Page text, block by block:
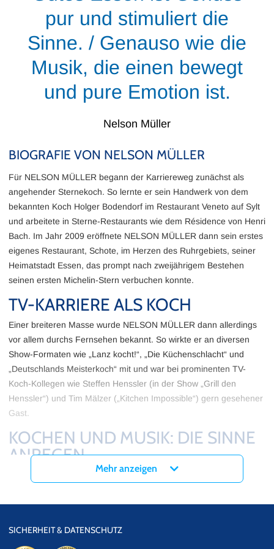
pur und stimuliert die
Sinne. / Genauso wie die
Musik, die einen bewegt
und pure Emotion ist.
Nelson Müller
BIOGRAFIE VON NELSON MÜLLER
Für NELSON MÜLLER begann der Karriereweg zunächst als
angehender Sternekoch. So lernte er sein Handwerk von dem
bekannten Koch Holger Bodendorf im Restaurant Veneto auf Sylt
und arbeitete in Sterne-Restaurants wie dem Résidence von Henri
Bach. Im Jahr 2009 eröffnete NELSON MÜLLER dann sein erstes
eigenes Restaurant, Schote, im Herzen des Ruhrgebiets, seiner
Heimatstadt Essen, das prompt nach zweijährigem Bestehen
seinen ersten Michelin-Stern verbuchen konnte.
TV-KARRIERE ALS KOCH
Einer breiteren Masse wurde NELSON MÜLLER dann allerdings
vor allem durchs Fernsehen bekannt. So wirkte er an diversen
Show-Formaten wie „Lanz kocht!“, „Die Küchenschlacht“ und
„Deutschlands Meisterkoch“ mit und war bei prominenten TV-
Koch-Kollegen wie Steffen Henssler (in der Show „Grill den
Henssler“) und Tim Mälzer („Kitchen Impossible“) gern gesehener
Gast.
KOCHEN UND MUSIK: DIE SINNE
ANREGEN
ass er das Rampenlicht nicht scheut und Emotionen nicht nur mit
Erfolgsshow „The Masked Singer“. Das allerdings aber erst einmal
begeisterte NELSON MÜLLER das Publikum mit Power-Songs wie
Mehr anzeigen
SICHERHEIT & DATENSCHUTZ